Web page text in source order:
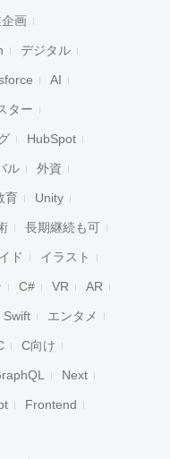
画
デジタル
AI
ター
HubSpot
ル 外資
育 Unity
長期継続も可
ド イラスト
C# VR AR
Swift エンタメ
C向け
Next
Frontend